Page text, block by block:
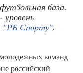
база.
"РБ Спорту".
команд
российский